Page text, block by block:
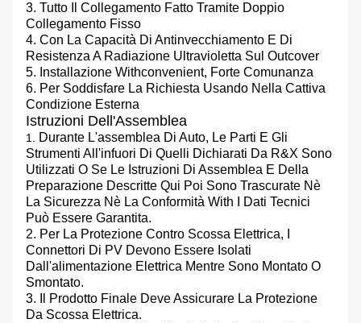
3. Tutto Il Collegamento Fatto Tramite Doppio
Collegamento Fisso
4. Con La Capacità Di Antinvecchiamento E Di
Resistenza A Radiazione Ultravioletta Sul Outcover
5. Installazione Withconvenient, Forte Comunanza
6. Per Soddisfare La Richiesta Usando Nella Cattiva
Condizione Esterna
Istruzioni Dell'Assemblea
1. Durante L'assemblea Di Auto, Le Parti E Gli
Strumenti All'infuori Di Quelli Dichiarati Da R&X Sono
Utilizzati O Se Le Istruzioni Di Assemblea E Della
Preparazione Descritte Qui Poi Sono Trascurate Nè
La Sicurezza Nè La Conformità With I Dati Tecnici
Può Essere Garantita.
2. Per La Protezione Contro Scossa Elettrica, I
Connettori Di PV Devono Essere Isolati
Dall'alimentazione Elettrica Mentre Sono Montato O
Smontato.
3. Il Prodotto Finale Deve Assicurare La Protezione
Da Scossa Elettrica.